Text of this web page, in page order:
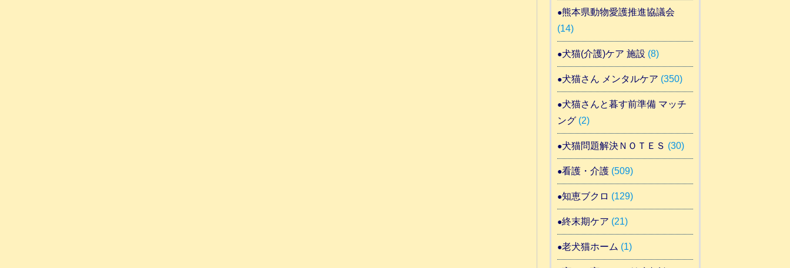
熊本県動物愛護推進協議会
(14)
犬猫(介護)ケア 施設 (8)
犬猫さん メンタルケア (350)
犬猫さんと暮す前準備 マッチ
ング(2)
犬猫問題解決ＮＯＴＥＳ (30)
看護・介護(509)
知恵ブクロ (129)
終末期ケア (21)
老犬猫ホーム (1)